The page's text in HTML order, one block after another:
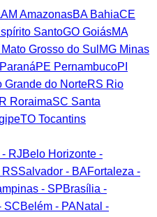
AM AmazonasBABahiaCE
SantoGO GoiásMA
Mato Grosso do Sul MG Minas
ParanáPE PernambucoPI
Grande do NorteRS Rio
RoraimaSC Santa
TO Tocantins
RJBelo Horizonte -
RSSalvador - BAFortaleza -
- SPBrasília -
SCBelém - PANatal -